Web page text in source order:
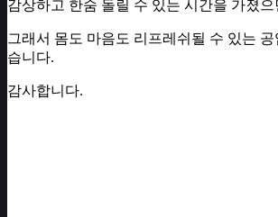
감상하고 한숨 돌릴 수 있는 시간을 가졌
그래서 몸도 마음도 리프레쉬될 수 있는
습니다.
감사합니다.